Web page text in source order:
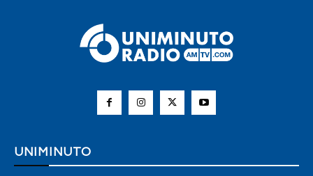
UNIMINUTO